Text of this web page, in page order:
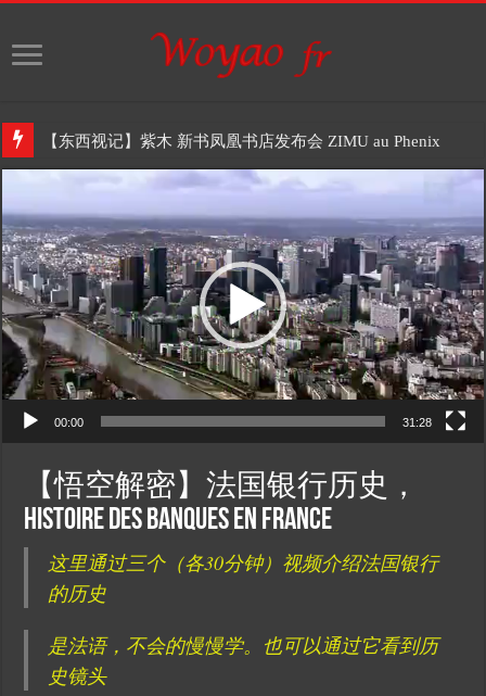
【东西视记】紫木 新书凤凰书店发布会 ZIMU au Phenix
00:00 31:28
【悟空解密】法国银行历史，
histoire des banques en France
这里通过三个（各30分钟）视频介绍法国银行
的历史
是法语，不会的慢慢学。也可以通过它看到历
史镜头